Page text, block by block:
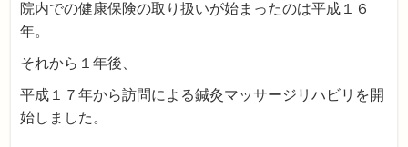
院内での健康保険の取り扱いが始まったのは平成１６
年。
それから１年後、
平成１７年から訪問による鍼灸マッサージリハビリを開
始しました。